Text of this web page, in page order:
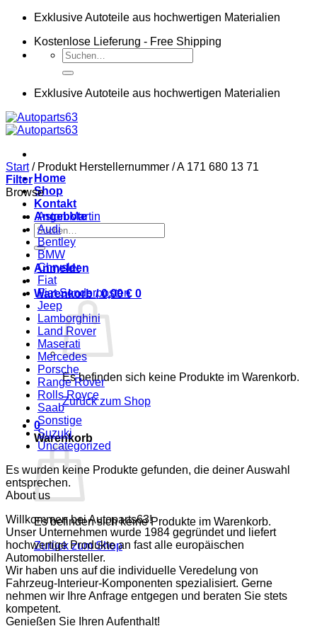
Zum
springen
Exklusive Autoteile aus hochwertigen Materialien
Kostenlose Lieferung - Free Shipping
Suchen
nach:
Exklusive Autoteile aus hochwertigen Materialien
Home
Shop
Kontakt
Angebote
Suchen
nach:
Anmelden
Warenkorb /0,00€ 0
Es befinden sich keine Produkte im Warenkorb.
Zurück zum Shop
0
Warenkorb
Es befinden sich keine Produkte im Warenkorb.
Zurück zum Shop
Start /Produkt Herstellernummer /A 171 680 13 71
Filter
Browse
Aston Martin
Audi
Bentley
BMW
Chrysler
Fiat
Fiat Sonderposten
Jeep
Lamborghini
Land Rover
Maserati
Mercedes
Porsche
Range Rover
Rolls Royce
Saab
Sonstige
Suzuki
Uncategorized
Es wurden keine Produkte gefunden, die deiner Auswahl
entsprechen.
About us
Willkommen bei Autoparts63!
Unser Unternehmen wurde 1984 gegründet und liefert
hochwertige Produkte an fast alle europäischen
Automobilhersteller.
Wir haben uns auf die individuelle Veredelung von
Fahrzeug-Interieur-Komponenten spezialisiert. Gerne
nehmen wir Ihre Anfrage entgegen und beraten Sie stets
kompetent.
Genießen Sie Ihren Aufenthalt!